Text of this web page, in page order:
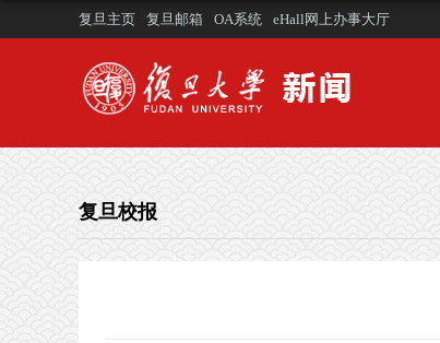
复旦主页 复旦邮箱 OA系统 eHall网上办事大厅
复旦校报